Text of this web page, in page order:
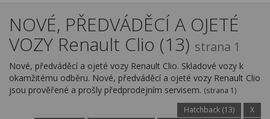
Kontakty
NOVÉ, PŘEDVÁDĚCÍ A OJETÉ
VOZY Renault Clio (13) strana 1
Nové, předváděcí a ojeté vozy Renault Clio. Skladové vozy k
okamžitému odběru. Nové, předváděcí a ojeté vozy Renault Clio
jsou prověřené a prošly předprodejním servisem. (strana 1)
Hatchback (13)
X